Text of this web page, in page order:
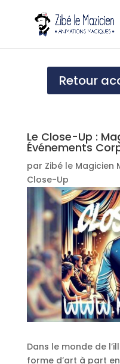
Retour
Le Close-Up :
Événements
par Zibé le Magicien
Close-Up
Dans le monde de
forme d’art à part